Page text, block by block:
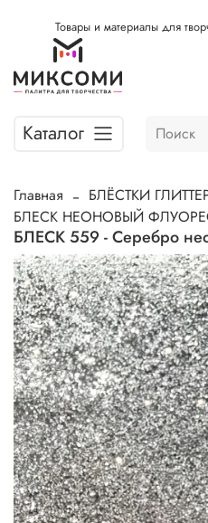
Товары и материалы для
Каталог
Главная
БЛЁСТКИ
БЛЕСК НЕОНОВЫЙ
БЛЕСК 559 - Серебро